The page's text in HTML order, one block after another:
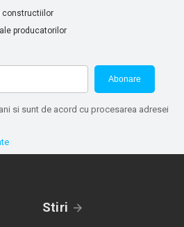
constructiilor
producatorilor
Abonare
si sunt de acord cu procesarea adresei
Stiri